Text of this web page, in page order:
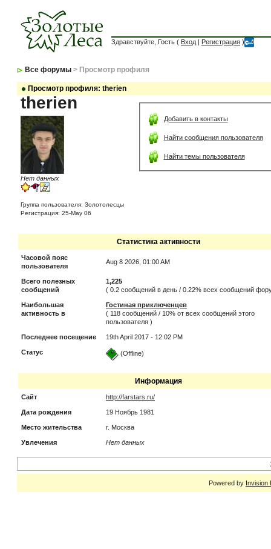
Здравствуйте, Гость ( Вход | Регистрация )
Все форумы > Просмотр профиля
Просмотр профиля: therien
therien
Нет данных
Группа пользователя: Золотолесцы
Регистрация: 25-May 06
Добавить в контакты
Найти сообщения пользователя
Найти темы пользователя
Статистика активности
Часовой пояс
пользователя
Aug 8 2026, 01:00 AM
Всего полезных
сообщений
1,225
( 0.2 сообщений в день / 0.22% всех сообщений
Наибольшая
активность в
Гостиная приключенцев
( 118 сообщений / 10% от всех сообщений этого
пользователя )
Последнее посещение 19th April 2017 - 12:02 PM
Статус (Offline)
Информация
Сайт http://farstars.ru/
Дата рождения 19 Ноябрь 1981
Место жительства г. Москва
Увлечения Нет данных
Powered by Invision